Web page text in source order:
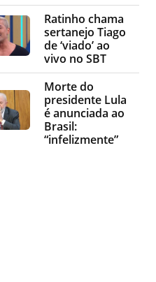
Ratinho chama
sertanejo Tiago
de ‘viado’ ao
vivo no SBT
Morte do
presidente Lula
é anunciada ao
Brasil:
“infelizmente”